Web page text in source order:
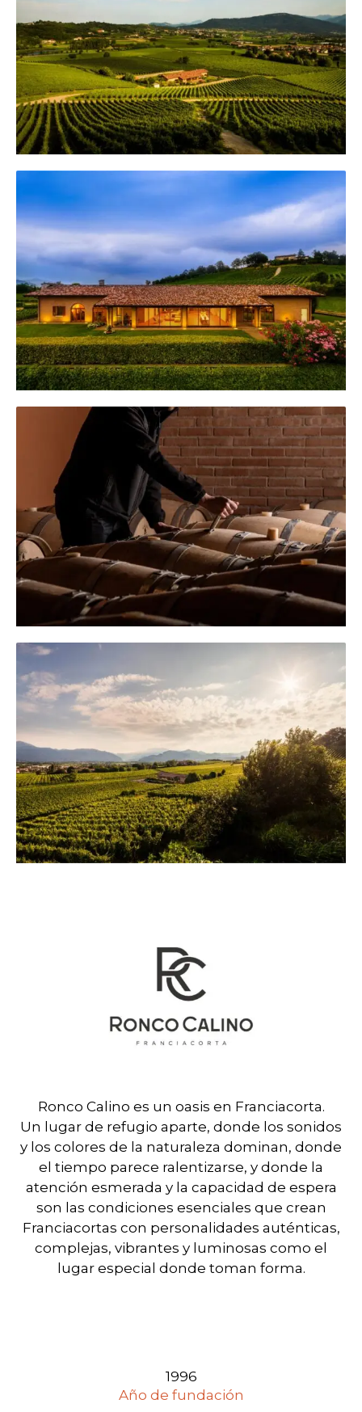
Ronco Calino es un oasis en Franciacorta.
Un lugar de refugio aparte, donde los sonidos
y los colores de la naturaleza dominan, donde
el tiempo parece ralentizarse, y donde la
atención esmerada y la capacidad de espera
son las condiciones esenciales que crean
Franciacortas con personalidades auténticas,
complejas, vibrantes y luminosas como el
lugar especial donde toman forma.
1996
Año de fundación